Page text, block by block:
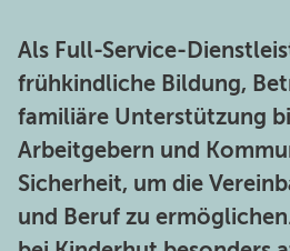
Als Full-Service-
frühkindliche Bildung,
familiäre Unterstützung
Arbeitgebern und
Sicherheit, um die
und Beruf zu